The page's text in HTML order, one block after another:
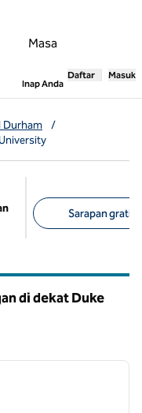
Masa
Inap Anda,Membuka
Daftar Masuk
Durham
/
Sarapan gratis
di dekat Duke